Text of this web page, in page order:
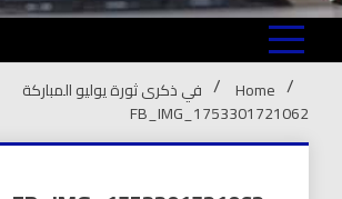
Home
في ذكرى ثورة يوليو المباركة
FB_IMG_1753301721062